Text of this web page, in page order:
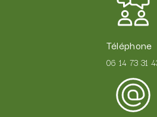
Téléphone
06 14 73 31